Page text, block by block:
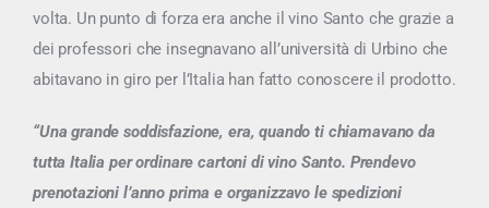
volta. Un punto di forza era anche il vino Santo che grazie a
dei professori che insegnavano all’università di Urbino che
abitavano in giro per l’Italia han fatto conoscere il prodotto.
“Una grande soddisfazione, era, quando ti chiamavano da
tutta Italia per ordinare cartoni di vino Santo. Prendevo
prenotazioni l’anno prima e organizzavo le spedizioni